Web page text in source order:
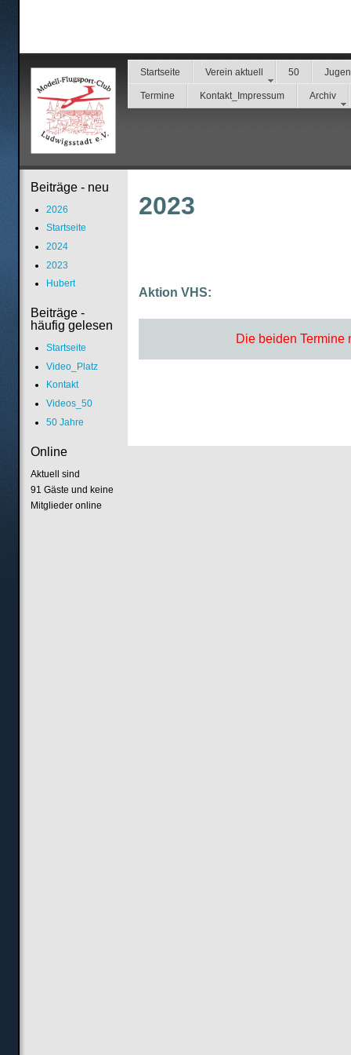
Startseite Verein aktuell 50
Termine Kontakt_Impressum Archiv
2023
Aktion VHS:
Die beiden Termine
Beiträge - neu
2026
Startseite
2024
2023
Hubert
Beiträge -
häufig gelesen
Startseite
Video_Platz
Kontakt
Videos_50
50 Jahre
Online
Aktuell sind
91 Gäste und keine
Mitglieder online